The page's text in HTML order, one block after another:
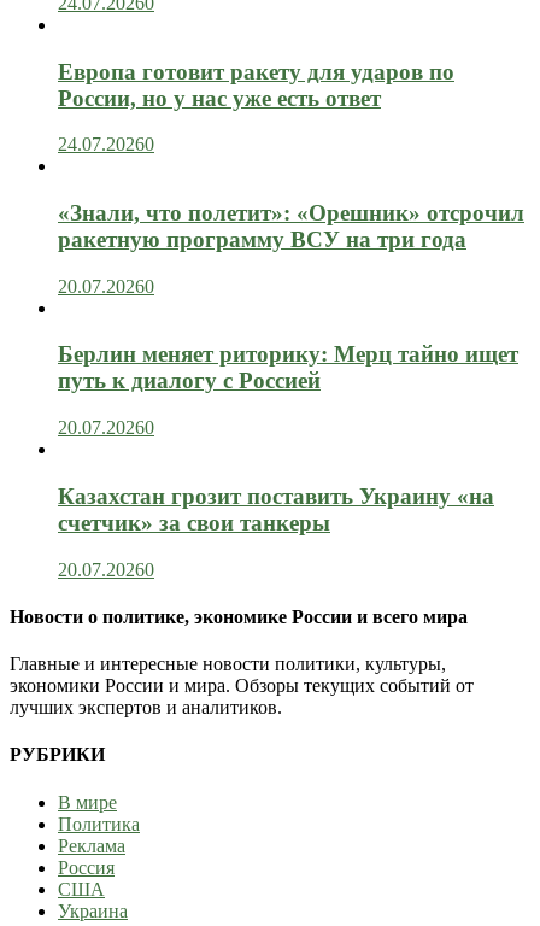
Европа готовит ракету для ударов по
России, но у нас уже есть ответ
24.07.20260
«Знали, что полетит»: «Орешник» отсрочил
ракетную программу ВСУ на три года
20.07.20260
Берлин меняет риторику: Мерц тайно ищет
путь к диалогу с Россией
20.07.20260
Казахстан грозит поставить Украину «на
счетчик» за свои танкеры
20.07.20260
Новости о политике, экономике России и всего мира
Главные и интересные новости политики, культуры,
экономики России и мира. Обзоры текущих событий от
лучших экспертов и аналитиков.
РУБРИКИ
В мире
Политика
Реклама
Россия
США
Украина